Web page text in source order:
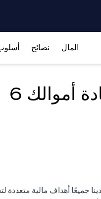
المال نصائح
أموالك 6
جميعًا أهداف مالية متعددة